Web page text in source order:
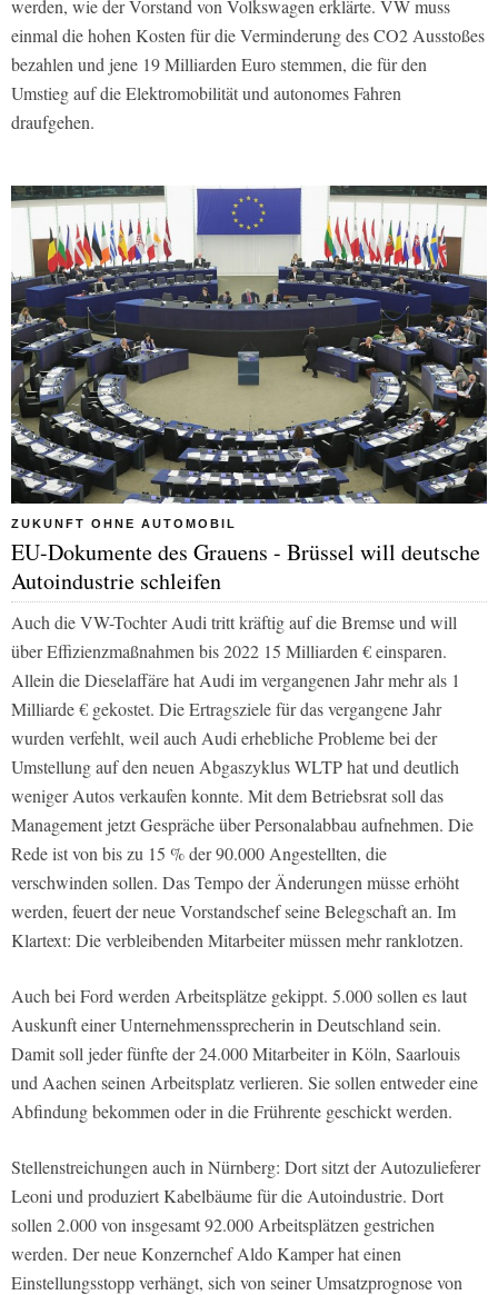
werden, wie der Vorstand von Volkswagen erklärte. VW muss
einmal die hohen Kosten für die Verminderung des CO2 Ausstoßes
bezahlen und jene 19 Milliarden Euro stemmen, die für den
Umstieg auf die Elektromobilität und autonomes Fahren
draufgehen.
ZUKUNFT OHNE AUTOMOBIL
EU-Dokumente des Grauens - Brüssel will deutsche
Autoindustrie schleifen
Auch die VW-Tochter Audi tritt kräftig auf die Bremse und will
über Effizienzmaßnahmen bis 2022 15 Milliarden € einsparen.
Allein die Dieselaffäre hat Audi im vergangenen Jahr mehr als 1
Milliarde € gekostet. Die Ertragsziele für das vergangene Jahr
wurden verfehlt, weil auch Audi erhebliche Probleme bei der
Umstellung auf den neuen Abgaszyklus WLTP hat und deutlich
weniger Autos verkaufen konnte. Mit dem Betriebsrat soll das
Management jetzt Gespräche über Personalabbau aufnehmen. Die
Rede ist von bis zu 15 % der 90.000 Angestellten, die
verschwinden sollen. Das Tempo der Änderungen müsse erhöht
werden, feuert der neue Vorstandschef seine Belegschaft an. Im
Klartext: Die verbleibenden Mitarbeiter müssen mehr ranklotzen.
Auch bei Ford werden Arbeitsplätze gekippt. 5.000 sollen es laut
Auskunft einer Unternehmenssprecherin in Deutschland sein.
Damit soll jeder fünfte der 24.000 Mitarbeiter in Köln, Saarlouis
und Aachen seinen Arbeitsplatz verlieren. Sie sollen entweder eine
Abfindung bekommen oder in die Frührente geschickt werden.
Stellenstreichungen auch in Nürnberg: Dort sitzt der Autozulieferer
Leoni und produziert Kabelbäume für die Autoindustrie. Dort
sollen 2.000 von insgesamt 92.000 Arbeitsplätzen gestrichen
werden. Der neue Konzernchef Aldo Kamper hat einen
Einstellungsstopp verhängt, sich von seiner Umsatzprognose von